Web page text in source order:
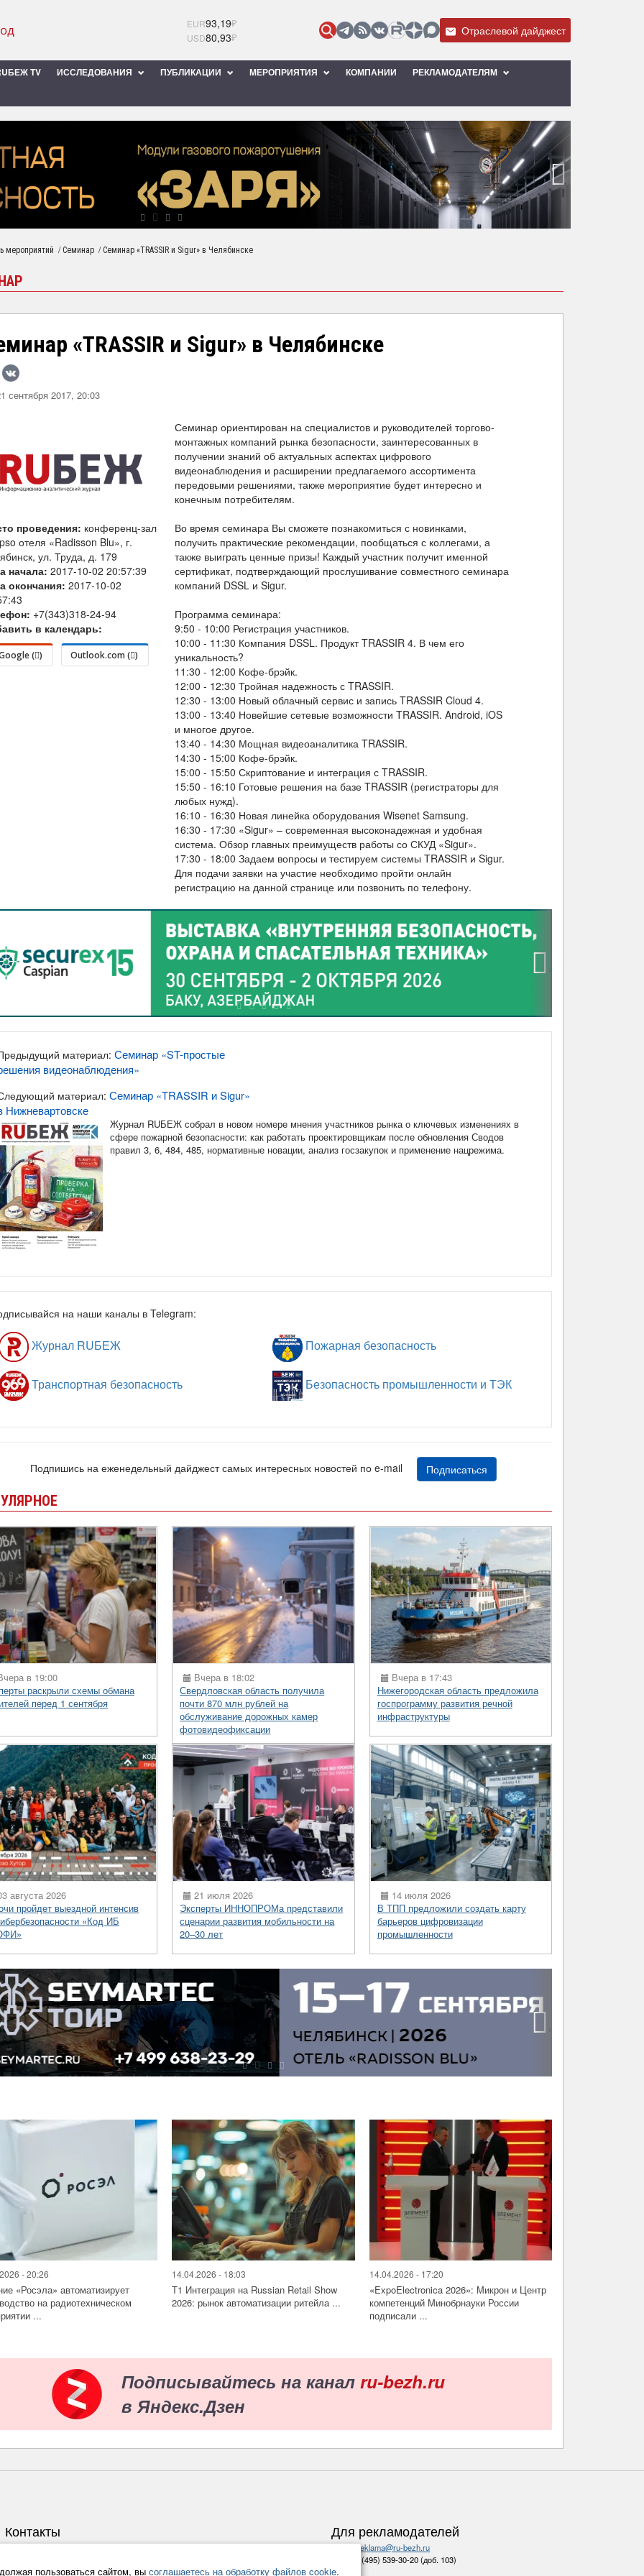
EUR93,19₽
USD80,93₽ Отраслевой дайджест
TV ИССЛЕДОВАНИЯ ПУБЛИКАЦИИ МЕРОПРИЯТИЯ КОМПАНИИ РЕКЛАМОДАТЕЛЯМ
мероприятий / Семинар / Семинар «TRASSIR и Sigur» в Челябинске
«TRASSIR и Sigur» в Челябинске
сентября 2017, 20:03
проведения: конференц-зал
отеля «Radisson Blu», г.
ул. Труда, д. 179
начала: 2017-10-02 20:57:39
окончания: 2017-10-02
+7(343)318-24-94
в календарь:
( ) Outlook.com ( )
Семинар ориентирован на специалистов и руководителей торгово-
монтажных компаний рынка безопасности, заинтересованных в
получении знаний об актуальных аспектах цифрового
видеонаблюдения и расширении предлагаемого ассортимента
передовыми решениями, также мероприятие будет интересно и
конечным потребителям.
Во время семинара Вы сможете познакомиться с новинками,
получить практические рекомендации, пообщаться с коллегами, а
также выиграть ценные призы! Каждый участник получит именной
сертификат, подтверждающий прослушивание совместного семинара
компаний DSSL и Sigur.
Программа семинара:
9:50 - 10:00 Регистрация участников.
10:00 - 11:30 Компания DSSL. Продукт TRASSIR 4. В чем его
уникальность?
11:30 - 12:00 Кофе-брэйк.
12:00 - 12:30 Тройная надежность с TRASSIR.
12:30 - 13:00 Новый облачный сервис и запись TRASSIR Cloud 4.
13:00 - 13:40 Новейшие сетевые возможности TRASSIR. Android, iOS
и многое другое.
13:40 - 14:30 Мощная видеоаналитика TRASSIR.
14:30 - 15:00 Кофе-брэйк.
15:00 - 15:50 Скриптование и интеграция с TRASSIR.
15:50 - 16:10 Готовые решения на базе TRASSIR (регистраторы для
любых нужд).
16:10 - 16:30 Новая линейка оборудования Wisenet Samsung.
16:30 - 17:30 «Sigur» – современная высоконадежная и удобная
система. Обзор главных преимуществ работы со СКУД «Sigur».
17:30 - 18:00 Задаем вопросы и тестируем системы TRASSIR и Sigur.
Для подачи заявки на участие необходимо пройти онлайн
регистрацию на данной странице или позвонить по телефону.
›
материал: Семинар «ST-простые
видеонаблюдения»
материал: Семинар «TRASSIR и Sigur»
Нижневартовске
Журнал RUБЕЖ собрал в новом номере мнения участников рынка о ключевых изменениях в
сфере пожарной безопасности: как работать проектировщикам после обновления Сводов
правил 3, 6, 484, 485, нормативные новации, анализ госзакупок и применение нацрежима.
на наши каналы в Telegram:
Журнал RUБЕЖ Пожарная безопасность
Транспортная безопасность Безопасность промышленности и ТЭК
Подпишись на еженедельный дайджест самых интересных новостей по e-mail Подписаться
в 19:00
раскрыли схемы обмана
перед 1 сентября
Вчера в 18:02
Свердловская область получила
почти 870 млн рублей на
обслуживание дорожных камер
фотовидеофиксации
Вчера в 17:43
Нижегородская область предложила
госпрограмму развития речной
инфраструктуры
августа 2026
пройдет выездной интенсив
«Код ИБ
21 июля 2026
Эксперты ИННОПРОМа представили
сценарии развития мобильности на
20–30 лет
14 июля 2026
В ТПП предложили создать карту
барьеров цифровизации
промышленности
›
- 20:26
«Росэла» автоматизирует
на радиотехническом
...
14.04.2026 - 18:03
Т1 Интеграция на Russian Retail Show
2026: рынок автоматизации ритейла ...
14.04.2026 - 17:20
«ExpoElectronica 2026»: Микрон и Центр
компетенций Минобрнауки России
подписали ...
Подписывайтесь на канал ru-bezh.ru
в Яндекс.Дзен
Контакты
Тел./ф.:+7 (495) 539-30-20
E-mail:info@ru-bezh.ru
Для рекламодателей
E-mail:reklama@ru-bezh.ru
+7 (495) 539-30-20 (доб. 103)
пользоваться сайтом, вы соглашаетесь на обработку файлов cookie.